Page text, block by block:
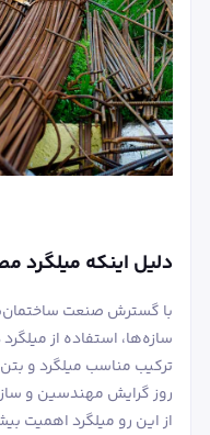
دلیل اینکه میلگرد
با گسترش صنعت
سازه‌ها، استفاده از
ترکیب مناسب میلگرد و بتن
روز گرایش مهندسین و
از این رو میلگرد اهمیت